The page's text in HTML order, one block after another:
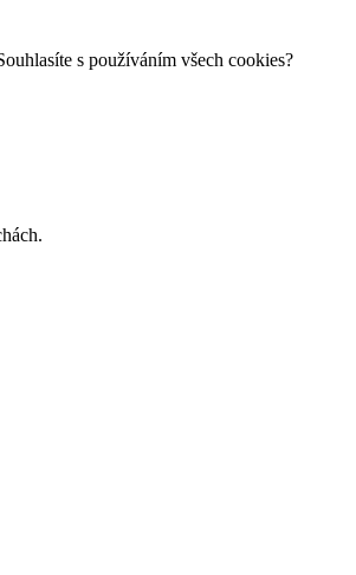
s používáním všech cookies?